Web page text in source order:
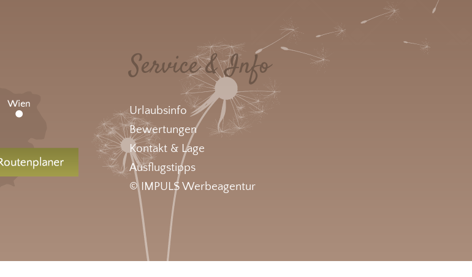
Service & Info
Urlaubsinfo
Bewertungen
Kontakt & Lage
Ausflugstipps
© IMPULS Werbeagentur